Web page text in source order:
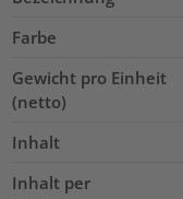
Farbe
Gewicht pro Einheit
(netto)
Inhalt
Inhalt per